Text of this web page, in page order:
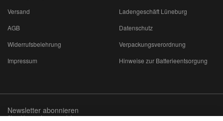
Versand
AGB
Widerrufsbelehrung
Impressum
Ladengeschäft Lüneburg
Datenschutz
Verpackungsverordnung
Hinweise zur Batterieentsorgung
Newsletter abonnieren
Abmeldung jederzeit möglich